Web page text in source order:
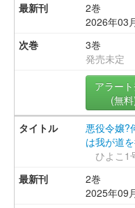
2巻
2026年03
3巻
発売未定
アラー
(無
悪役令嬢?
は我が道を
ひよこ1
2巻
2025年09